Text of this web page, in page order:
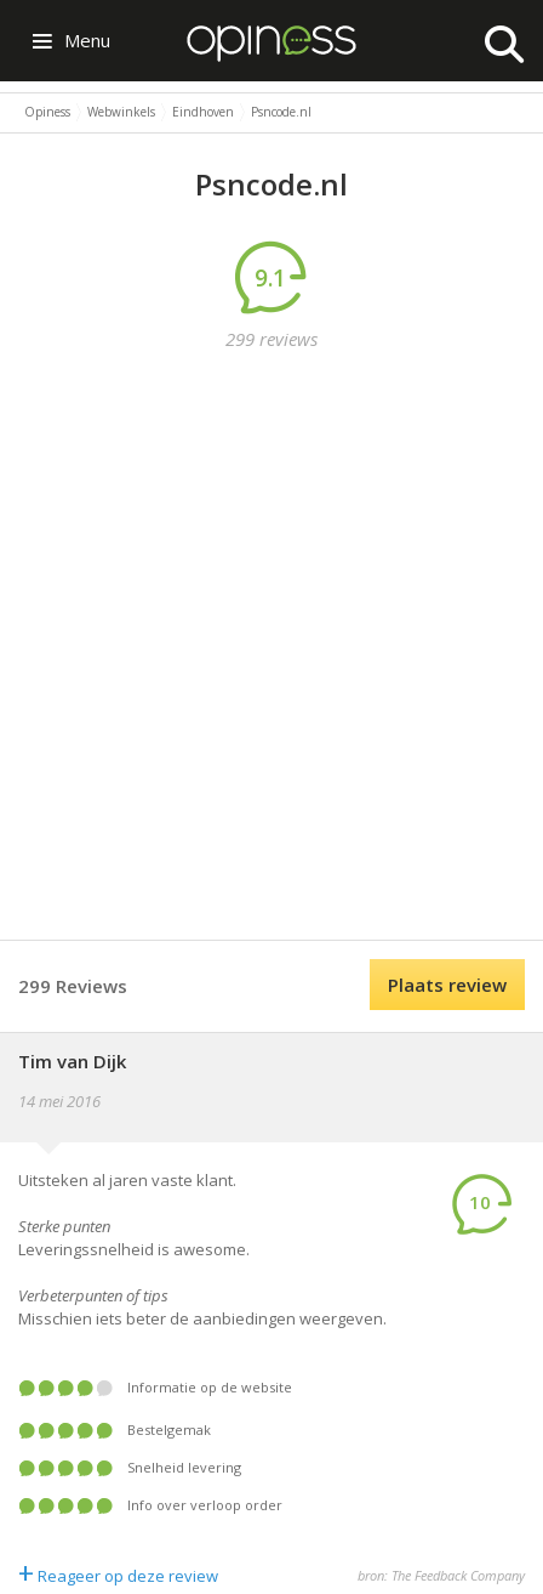
Menu
Opiness Webwinkels Eindhoven Psncode.nl
Psncode.nl
9.1
299 reviews
299 Reviews Plaats review
Tim van Dijk
14 mei 2016
Uitsteken al jaren vaste klant.
Sterke punten
Leveringssnelheid is awesome.
Verbeterpunten of tips
Misschien iets beter de aanbiedingen weergeven.
10
Informatie op de website
Bestelgemak
Snelheid levering
Info over verloop order
+ Reageer op deze review bron: The Feedback Company